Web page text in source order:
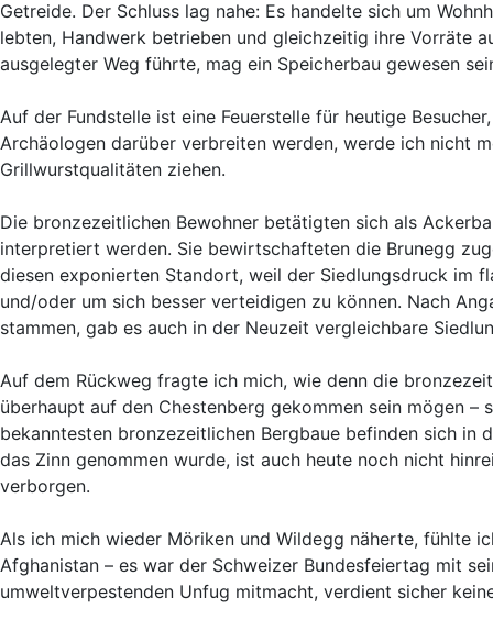
Getreide. Der Schluss lag nahe: Es handelte sich um
lebten, Handwerk betrieben und gleichzeitig ihre Vorräte
ausgelegter Weg führte, mag ein Speicherbau gewesen
Auf der Fundstelle ist eine Feuerstelle für heutige
Archäologen darüber verbreiten werden, werde ich nicht
Grillwurstqualitäten ziehen.
Die bronzezeitlichen Bewohner betätigten sich als
interpretiert werden. Sie bewirtschafteten die Brunegg
diesen exponierten Standort, weil der Siedlungsdruck im
und/oder um sich besser verteidigen zu können. Nach
stammen, gab es auch in der Neuzeit vergleichbare
Auf dem Rückweg fragte ich mich, wie denn die
überhaupt auf den Chestenberg gekommen sein mögen
bekanntesten bronzezeitlichen Bergbaue befinden sich in
das Zinn genommen wurde, ist auch heute noch nicht
verborgen.
Als ich mich wieder Möriken und Wildegg näherte, fühlte
Afghanistan – es war der Schweizer Bundesfeiertag mit
umweltverpestenden Unfug mitmacht, verdient sicher